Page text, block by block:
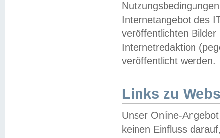
Internetangebot des
veröffentlichten
Internetredaktion
veröffentlicht werden.
Links zu
Unser Online-
keinen Einfluss